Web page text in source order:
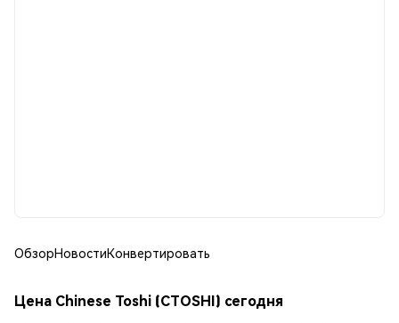
ОбзорНовостиКонвертировать
Цена Chinese Toshi (CTOSHI) сегодня